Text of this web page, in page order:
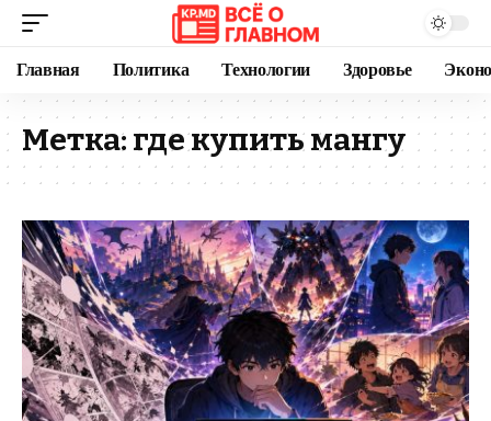
Главная Политика Технологии Здоровье
Метка: где купить мангу